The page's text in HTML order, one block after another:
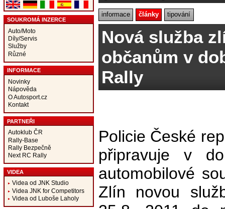
SOUKROMÁ INZERCE
Auto/Moto
Díly/Servis
Služby
Různé
INFORMACE
Novinky
Nápověda
O Autosport.cz
Kontakt
PARTNEŘI
Autoklub ČR
Rally-Base
Rally Bezpečně
Next RC Rally
VIDEA
Videa od JNK Studio
Videa JNK for Competitors
Videa od Luboše Laholy
informace články tipování
Nová služba
občanům v
Rally
Policie České
připravuje v
automobilové
Zlín novou